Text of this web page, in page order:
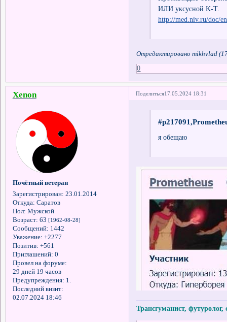
ИЛИ уксусной K-T.
http://med.niv.ru/doc/
Отредактировано mikhvlad
0
Поделиться17.05.2024 18:31
Xenon
Почётный ветеран
Зарегистрирован: 23.01.2014
Откуда: Саратов
Пол: Мужской
Возраст: 63 [1962-08-28]
Сообщений: 1442
Уважение: +2277
Позитив: +561
Приглашений: 0
Провел на форуме:
29 дней 19 часов
Предупреждения: 1.
Последний визит:
02.07.2024 18:46
я обещаю
Трансгуманист,